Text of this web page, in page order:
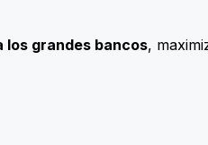
los grandes bancos,